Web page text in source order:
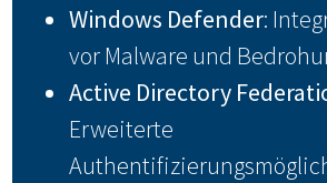
Windows Defender:
vor Malware und
Active Directory
Erweiterte